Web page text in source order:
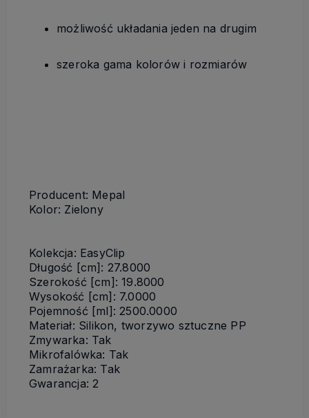
możliwość układania jeden na drugim
szeroka gama kolorów i rozmiarów
Producent: Mepal
Kolor: Zielony
Kolekcja: EasyClip
Długość [cm]: 27.8000
Szerokość [cm]: 19.8000
Wysokość [cm]: 7.0000
Pojemność [ml]: 2500.0000
Materiał: Silikon, tworzywo sztuczne PP
Zmywarka: Tak
Mikrofalówka: Tak
Zamrażarka: Tak
Gwarancja: 2